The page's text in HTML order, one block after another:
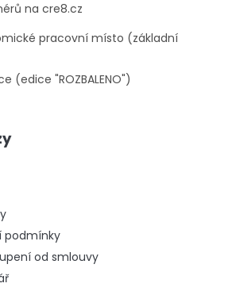
na cre8.cz
pracovní místo (základní
(edice "ROZBALENO")
podmínky
od smlouvy